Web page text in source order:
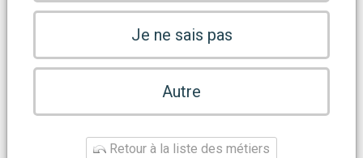
Je ne sais pas
Autre
Retour à la liste des métiers